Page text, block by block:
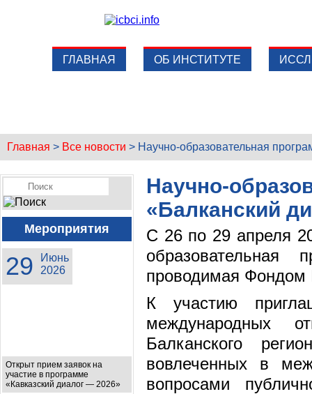
ГЛАВНАЯ ОБ ИНСТИТУТЕ
Главная > Все новости > Научно-образовательная
Мероприятия
29
Июнь
2026
Открыт прием заявок на
участие в программе
«Кавказский диалог — 2026»
Научно-
«Балканский
С 26 по 29 апреля
проводимая Фондом
К участию
международных
Балканского
вовлеченных в
вопросами